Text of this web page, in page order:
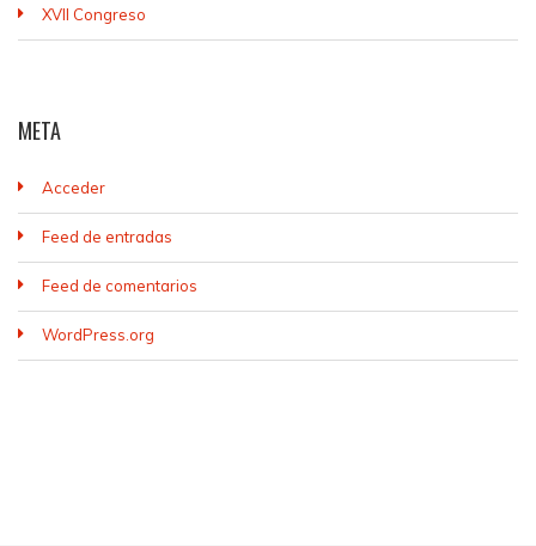
XVII Congreso
META
Acceder
Feed de entradas
Feed de comentarios
WordPress.org